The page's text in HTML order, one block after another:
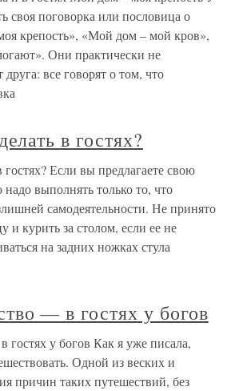
своя поговорка или пословица о
крепость», «Мой дом – мой кров»,
Они практически не
все говорят о том, что
в гостях?
гостях? Если вы предлагаете свою
выполнять только то, что
самодеятельности. Не принято
и курить за столом, если ее не
на задних ножках стула
— в гостях у богов
у богов Как я уже писала,
Одной из веских и
причин таких путешествий, без